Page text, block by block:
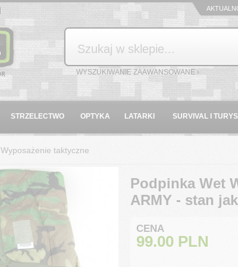
Szukaj
WYSZUKIWANIE ZAAWANSOWANE ›
STRZELECTWO OPTYKA LATARKI SURVIVAL I
Wyposażenie taktyczne
Podpinka Wet
ARMY - stan
CENA
99.00 PLN